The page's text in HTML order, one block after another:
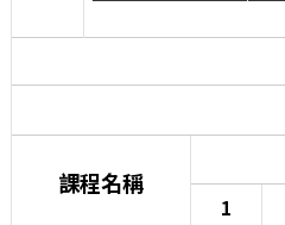
課程名稱
1